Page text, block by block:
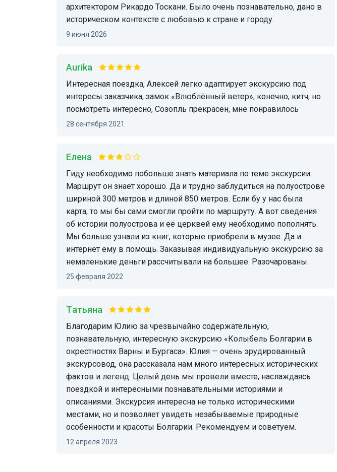
архитектором Рикардо Тоскани. Было очень познавательно, дано в
историческом контексте с любовью к стране и городу.
9 июня 2026
Aurika
Интересная поездка, Алексей легко адаптирует экскурсию под
интересы заказчика, замок «Влюблённый ветер», конечно, китч, но
посмотреть интересно, Созопль прекрасен, мне понравилось
28 сентября 2021
Елена
Гиду необходимо побольше знать материала по теме экскурсии.
Маршрут он знает хорошо. Да и трудно заблудиться на полуострове
шириной 300 метров и длиной 850 метров. Если бу у нас была
карта, то мы бы сами смогли пройти по маршруту. А вот сведения
об истории полуострова и её церквей ему необходимо пополнять.
Мы больше узнали из книг, которые приобрели в музее. Да и
интернет ему в помощь. Заказывая индивидуальную экскурсию за
немаленькие деньги рассчитывали на большее. Разочарованы.
25 февраля 2022
Татьяна
Благодарим Юлию за чрезвычайно содержательную,
познавательную, интересную экскурсию «Колыбель Болгарии в
окрестностях Варны и Бургаса». Юлия — очень эрудированный
экскурсовод, она рассказала нам много интересных исторических
фактов и легенд. Целый день мы провели вместе, наслаждаясь
поездкой и интересными познавательными историями и
описаниями. Экскурсия интересна не только историческими
местами, но и позволяет увидеть незабываемые природные
особенности и красоты Болгарии. Рекомендуем и советуем.
12 апреля 2023